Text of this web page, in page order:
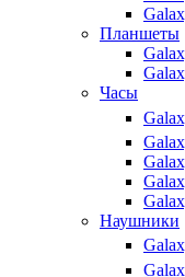
Планшеты
Часы
Наушники